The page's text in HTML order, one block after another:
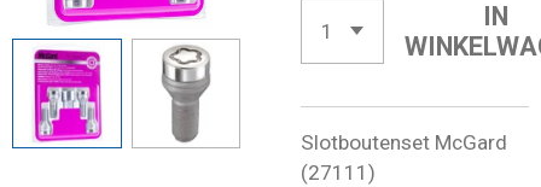
IN
Slotboutenset McGard
(27111)